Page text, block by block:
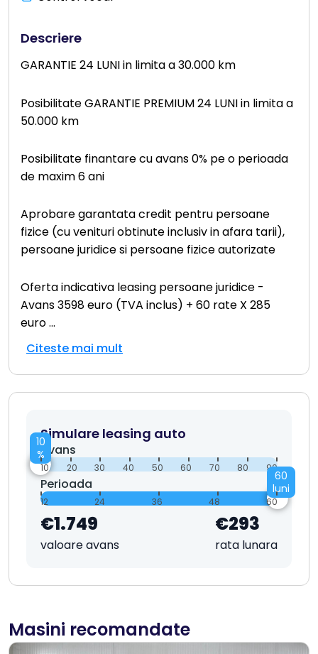
Descriere
GARANTIE 24 LUNI in limita a 30.000 km
Posibilitate GARANTIE PREMIUM 24 LUNI in limita a
50.000 km
Posibilitate finantare cu avans 0% pe o perioada
de maxim 6 ani
Aprobare garantata credit pentru persoane
fizice (cu venituri obtinute inclusiv in afara tarii),
persoane juridice si persoane fizice autorizate
Oferta indicativa leasing persoane juridice -
Avans 3598 euro (TVA inclus) + 60 rate X 285
euro...
Citeste mai mult
Simulare leasing auto
Avans
10
%
10 20 30 40 50 60 70 80 90
Perioada
60
luni
12 24 36 48 60
€1.749
valoare avans
€293
rata lunara
Masini recomandate